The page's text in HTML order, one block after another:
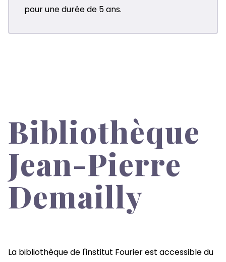
pour une durée de 5 ans.
Bibliothèque
Jean-Pierre
Demailly
La bibliothèque de l'institut Fourier est accessible du